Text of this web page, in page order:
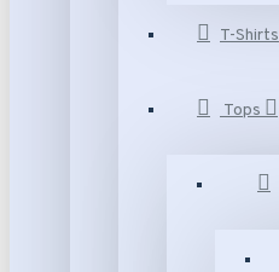
T-Shirts
Tops